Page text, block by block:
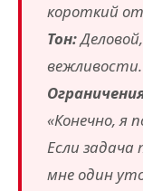
короткий
Тон:
вежливости.
«Конечно, я
Если
мне один